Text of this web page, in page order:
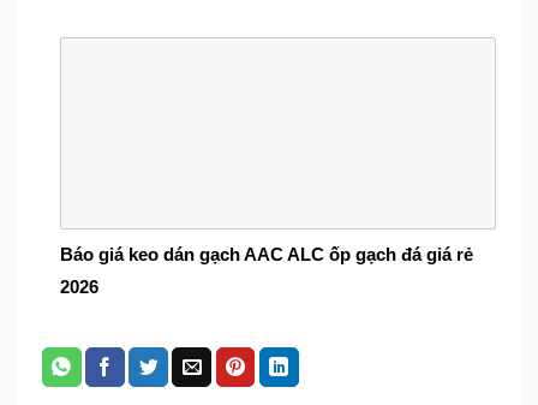
Báo giá keo dán gạch AAC ALC ốp gạch đá giá rẻ
2026